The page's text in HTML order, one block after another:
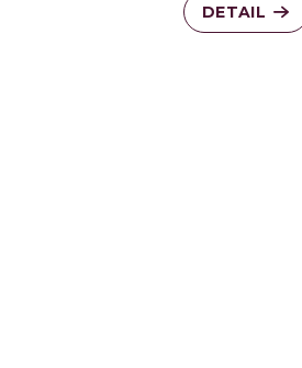
DETAIL